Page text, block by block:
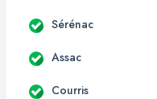
Sérénac
Assac
Courris